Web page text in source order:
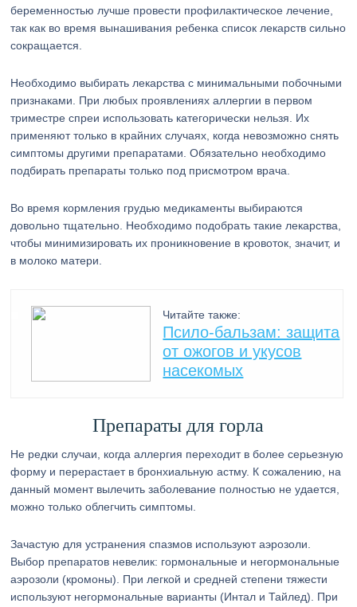
беременностью лучше провести профилактическое лечение,
так как во время вынашивания ребенка список лекарств сильно
сокращается.
Необходимо выбирать лекарства с минимальными побочными
признаками. При любых проявлениях аллергии в первом
триместре спреи использовать категорически нельзя. Их
применяют только в крайних случаях, когда невозможно снять
симптомы другими препаратами. Обязательно необходимо
подбирать препараты только под присмотром врача.
Во время кормления грудью медикаменты выбираются
довольно тщательно. Необходимо подобрать такие лекарства,
чтобы минимизировать их проникновение в кровоток, значит, и
в молоко матери.
Читайте также:
Псило-бальзам: защита
от ожогов и укусов
насекомых
Препараты для горла
Не редки случаи, когда аллергия переходит в более серьезную
форму и перерастает в бронхиальную астму. К сожалению, на
данный момент вылечить заболевание полностью не удается,
можно только облегчить симптомы.
Зачастую для устранения спазмов используют аэрозоли.
Выбор препаратов невелик: гормональные и негормональные
аэрозоли (кромоны). При легкой и средней степени тяжести
используют негормональные варианты (Интал и Тайлед). При